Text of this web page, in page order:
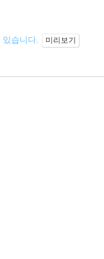
있습니다. 미리보기